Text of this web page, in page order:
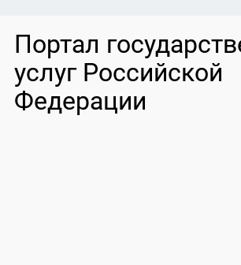
Портал
услуг Российской
Федерации